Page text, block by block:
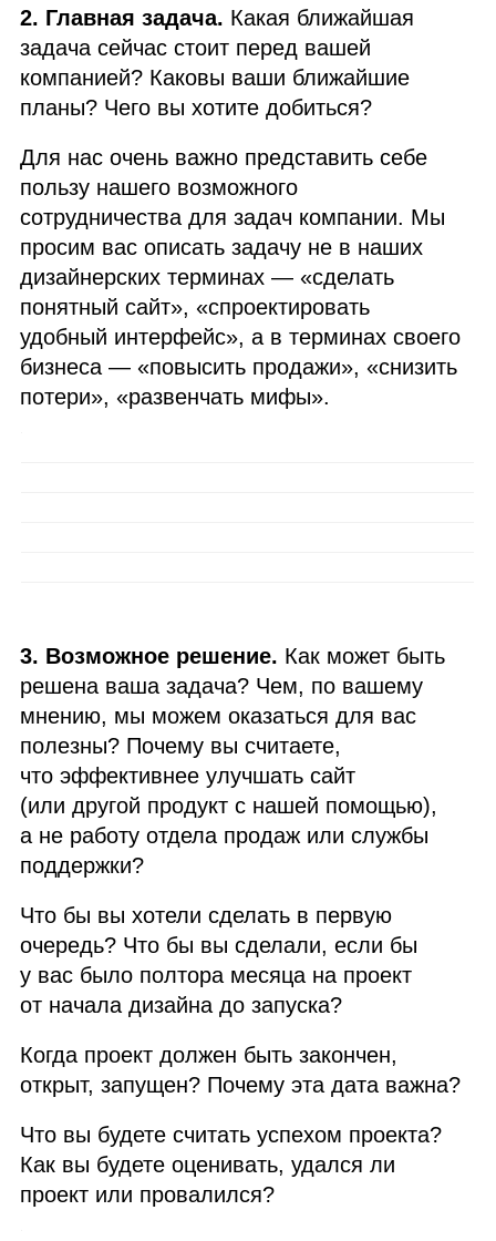
2. Главная задача. Какая ближайшая
задача сейчас стоит перед вашей
компанией? Каковы ваши ближайшие
планы? Чего вы хотите добиться?
Для нас очень важно представить себе
пользу нашего возможного
сотрудничества для задач компании. Мы
просим вас описать задачу не в наших
дизайнерских терминах — «сделать
понятный сайт», «спроектировать
удобный интерфейс», а в терминах своего
бизнеса — «повысить продажи», «снизить
потери», «развенчать мифы».
3. Возможное решение. Как может быть
решена ваша задача? Чем, по вашему
мнению, мы можем оказаться для вас
полезны? Почему вы считаете,
что эффективнее улучшать сайт
(или другой продукт с нашей помощью),
а не работу отдела продаж или службы
поддержки?
Что бы вы хотели сделать в первую
очередь? Что бы вы сделали, если бы
у вас было полтора месяца на проект
от начала дизайна до запуска?
Когда проект должен быть закончен,
открыт, запущен? Почему эта дата важна?
Что вы будете считать успехом проекта?
Как вы будете оценивать, удался ли
проект или провалился?